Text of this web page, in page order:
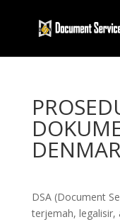
DSA (Document
terjemah,